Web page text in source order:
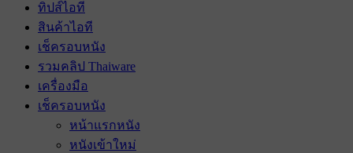
ทิปส์ไอที
สินค้าไอที
เช็ครอบหนัง
รวมคลิป Thaiware
เครื่องมือ
เช็ครอบหนัง
หน้าแรกหนัง
หนังเข้าใหม่